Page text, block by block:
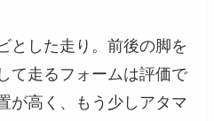
とした走り。前後の脚を
て走るフォームは評価で
が高く、もう少しアタマ